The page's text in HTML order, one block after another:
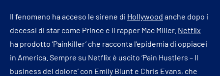
Il fenomeno ha acceso le sirene di Hollywood anche dopo i
decessi di star come Prince e il rapper Mac Miller. Netflix
ha prodotto ‘Painkiller’ che racconta l’epidemia di oppiacei
in America. Sempre su Netflix è uscito ‘Pain Hustlers – Il
business del dolore’ con Emily Blunt e Chris Evans, che